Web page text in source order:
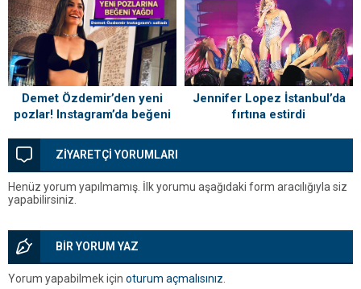
Demet Özdemir’den yeni
pozlar! Instagram’da beğeni
Jennifer Lopez İstanbul’da
fırtına estirdi
ZİYARETÇİ YORUMLARI
Henüz yorum yapılmamış. İlk yorumu aşağıdaki form aracılığıyla siz
yapabilirsiniz.
BİR YORUM YAZ
Yorum yapabilmek için oturum açmalısınız